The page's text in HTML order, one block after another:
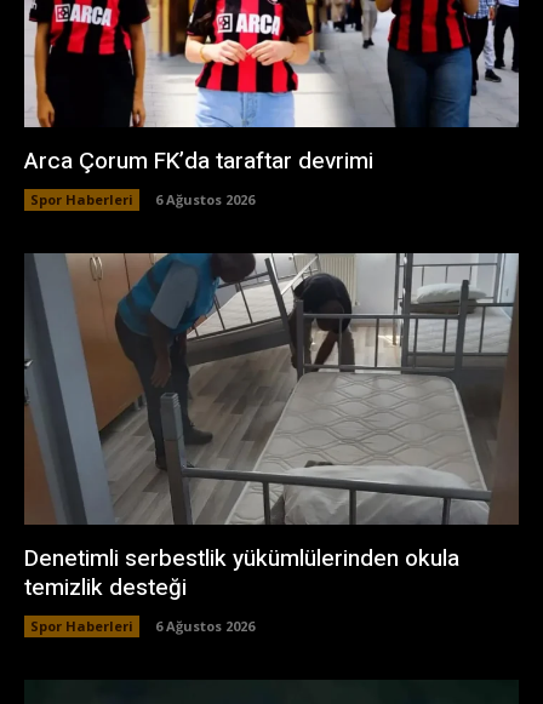
Arca Çorum FK’da taraftar devrimi
Spor Haberleri 6 Ağustos 2026
Denetimli serbestlik yükümlülerinden okula
temizlik desteği
Spor Haberleri 6 Ağustos 2026